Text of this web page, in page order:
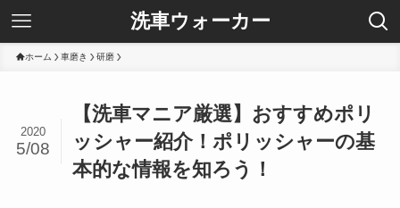
洗車ウォーカー
ホーム 車磨き 研磨
【洗車マニア厳選】おすすめポリ
ッシャー紹介！ポリッシャーの基
本的な情報を知ろう！
2020
5/08